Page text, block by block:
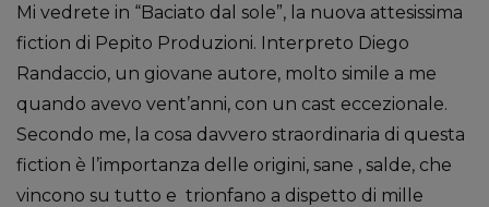
Mi vedrete in “Baciato dal sole”, la nuova attesissima
fiction di Pepito Produzioni. Interpreto Diego
Randaccio, un giovane autore, molto simile a me
quando avevo vent’anni, con un cast eccezionale.
Secondo me, la cosa davvero straordinaria di questa
fiction è l’importanza delle origini, sane , salde, che
vincono su tutto e trionfano a dispetto di mille